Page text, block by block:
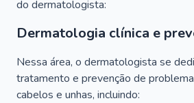
do dermatologista:
Dermatologia clínica e
Nessa área, o dermatologista se
tratamento e prevenção de
cabelos e unhas, incluindo: